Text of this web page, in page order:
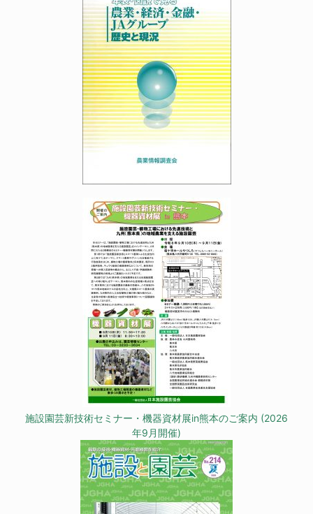
施設園芸新技術セミナー・機器資材展in熊本のご案内 (2026
年9月開催)